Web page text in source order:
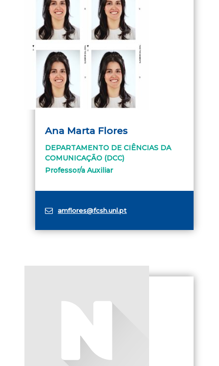
Ana Marta Flores
DEPARTAMENTO DE CIÊNCIAS DA
COMUNICAÇÃO (DCC)
Professor/a Auxiliar
amflores@fcsh.unl.pt